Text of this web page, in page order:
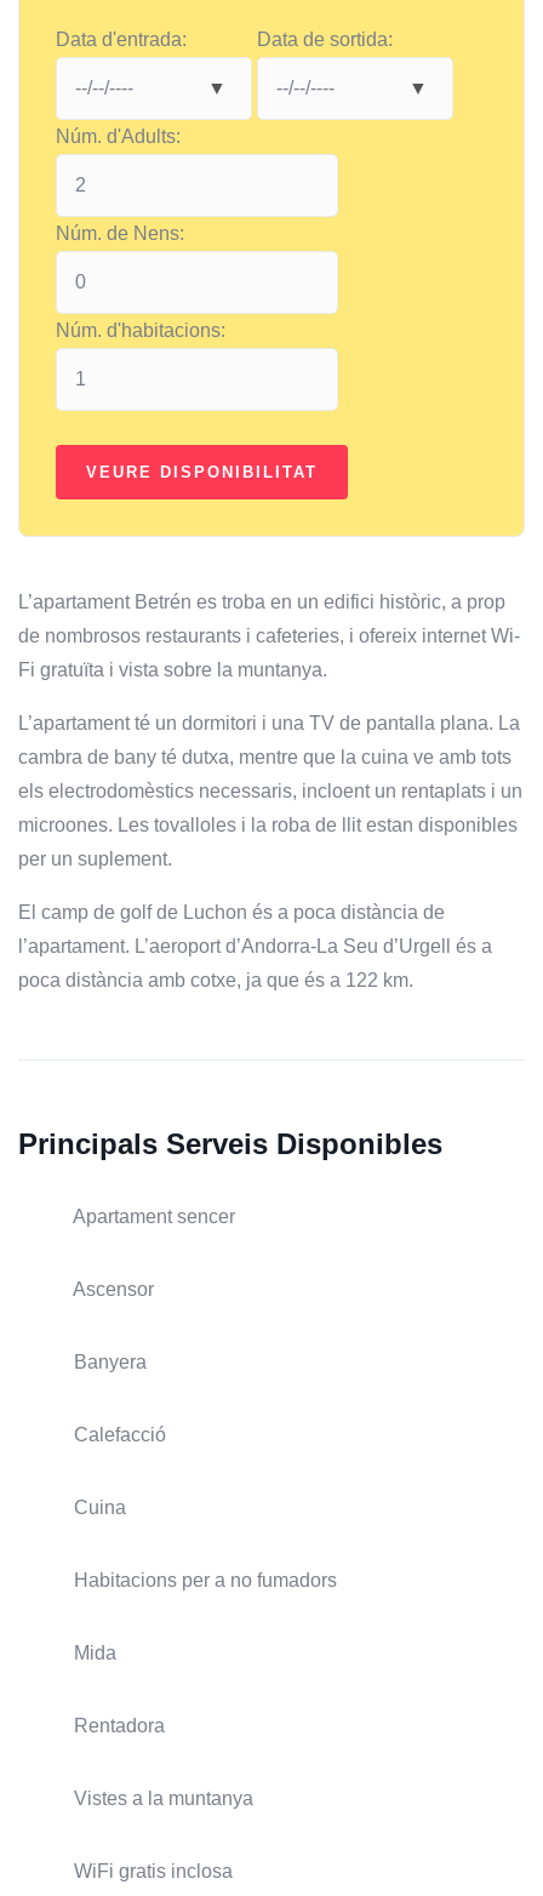
Data d'entrada: Data de sortida:
Núm. d'Adults:
Núm. de Nens:
Núm. d'habitacions:
L’apartament Betrén es troba en un edifici històric, a prop
de nombrosos restaurants i cafeteries, i ofereix internet Wi-
Fi gratuïta i vista sobre la muntanya.
L’apartament té un dormitori i una TV de pantalla plana. La
cambra de bany té dutxa, mentre que la cuina ve amb tots
els electrodomèstics necessaris, incloent un rentaplats i un
microones. Les tovalloles i la roba de llit estan disponibles
per un suplement.
El camp de golf de Luchon és a poca distància de
l’apartament. L’aeroport d’Andorra-La Seu d’Urgell és a
poca distància amb cotxe, ja que és a 122 km.
Principals Serveis Disponibles
Apartament sencer
Ascensor
Banyera
Calefacció
Cuina
Habitacions per a no fumadors
Mida
Rentadora
Vistes a la muntanya
WiFi gratis inclosa